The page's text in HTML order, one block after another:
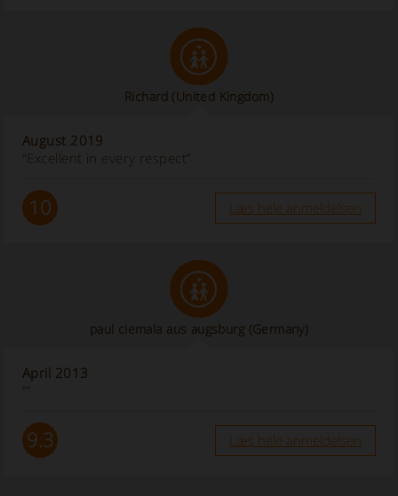
Richard (United Kingdom)
August 2019
“Excellent in every respect”
10 Læs hele anmeldelsen
paul ciemala aus augsburg (Germany)
April 2013
“”
9.3 Læs hele anmeldelsen